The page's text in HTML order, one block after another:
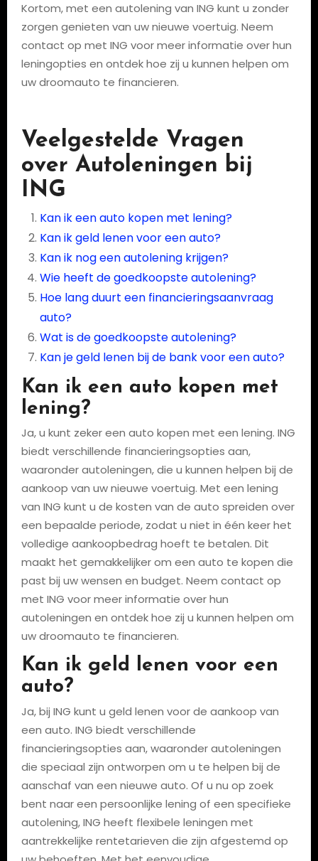
Kortom, met een autolening van ING kunt u zonder
zorgen genieten van uw nieuwe voertuig. Neem
contact op met ING voor meer informatie over hun
leningopties en ontdek hoe zij u kunnen helpen om
uw droomauto te financieren.
Veelgestelde Vragen
over Autoleningen bij
ING
Kan ik een auto kopen met lening?
Kan ik geld lenen voor een auto?
Kan ik nog een autolening krijgen?
Wie heeft de goedkoopste autolening?
Hoe lang duurt een financieringsaanvraag
auto?
Wat is de goedkoopste autolening?
Kan je geld lenen bij de bank voor een auto?
Kan ik een auto kopen met
lening?
Ja, u kunt zeker een auto kopen met een lening. ING
biedt verschillende financieringsopties aan,
waaronder autoleningen, die u kunnen helpen bij de
aankoop van uw nieuwe voertuig. Met een lening
van ING kunt u de kosten van de auto spreiden over
een bepaalde periode, zodat u niet in één keer het
volledige aankoopbedrag hoeft te betalen. Dit
maakt het gemakkelijker om een auto te kopen die
past bij uw wensen en budget. Neem contact op
met ING voor meer informatie over hun
autoleningen en ontdek hoe zij u kunnen helpen om
uw droomauto te financieren.
Kan ik geld lenen voor een
auto?
Ja, bij ING kunt u geld lenen voor de aankoop van
een auto. ING biedt verschillende
financieringsopties aan, waaronder autoleningen
die speciaal zijn ontworpen om u te helpen bij de
aanschaf van een nieuwe auto. Of u nu op zoek
bent naar een persoonlijke lening of een specifieke
autolening, ING heeft flexibele leningen met
aantrekkelijke rentetarieven die zijn afgestemd op